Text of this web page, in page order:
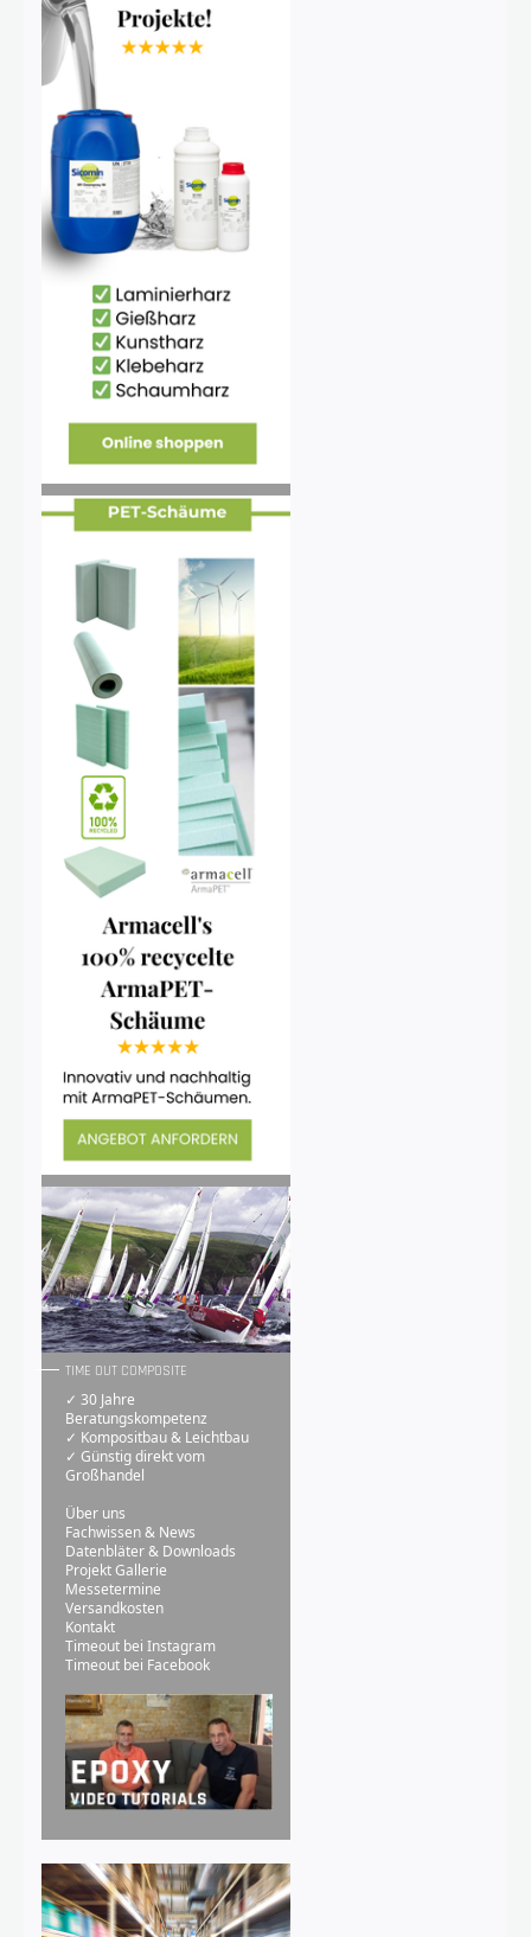
TIME OUT COMPOSITE
✓ 30 Jahre
Beratungskompetenz
✓ Kompositbau & Leichtbau
✓ Günstig direkt vom
Großhandel
Über uns
Fachwissen & News
Datenbläter & Downloads
Projekt Gallerie
Messetermine
Versandkosten
Kontakt
Timeout bei Instagram
Timeout bei Facebook